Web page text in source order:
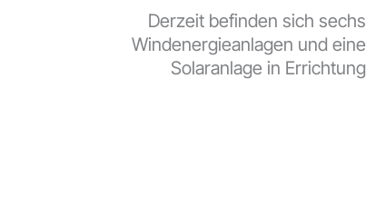
Derzeit befinden sich sechs
Windenergieanlagen und eine
Solaranlage in Errichtung